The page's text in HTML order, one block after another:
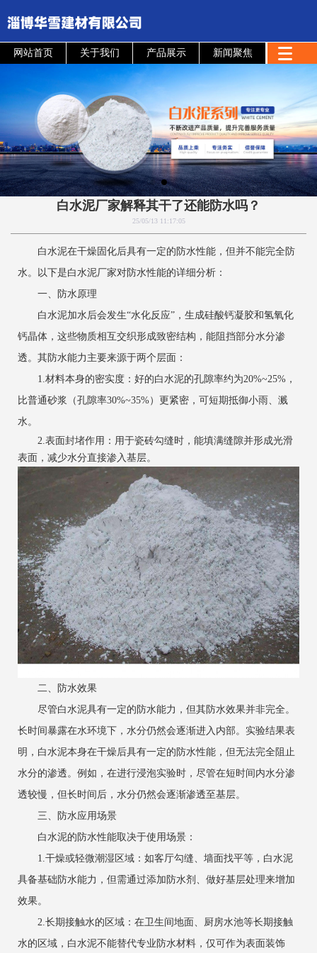
网站首页 关于我们 产品展示 新闻聚焦
白水泥厂家解释其干了还能防水吗？
25/05/13 11:17:05
白水泥在干燥固化后具有一定的防水性能，但并不能完全防
水。以下是白水泥厂家对防水性能的详细分析：
一、防水原理
白水泥加水后会发生“水化反应”，生成硅酸钙凝胶和氢氧化
钙晶体，这些物质相互交织形成致密结构，能阻挡部分水分渗
透。其防水能力主要来源于两个层面：
‌1.材料本身的密实度‌：好的白水泥的孔隙率约为20%~25%，
比普通砂浆（孔隙率30%~35%）更紧密，可短期抵御小雨、溅
水。
‌2.表面封堵作用‌：用于瓷砖勾缝时，能填满缝隙并形成光滑
表面，减少水分直接渗入基层。
二、防水效果
尽管白水泥具有一定的防水能力，但其防水效果并非完全。
长时间暴露在水环境下，水分仍然会逐渐进入内部。实验结果表
明，白水泥本身在干燥后具有一定的防水性能，但无法完全阻止
水分的渗透。例如，在进行浸泡实验时，尽管在短时间内水分渗
透较慢，但长时间后，水分仍然会逐渐渗透至基层。
三、防水应用场景
白水泥的防水性能取决于使用场景：
‌1.干燥或轻微潮湿区域‌：如客厅勾缝、墙面找平等，白水泥
具备基础防水能力，但需通过添加防水剂、做好基层处理来增加
效果。
‌2.长期接触水的区域‌：在卫生间地面、厨房水池等长期接触
水的区域，白水泥不能替代专业防水材料，仅可作为表面装饰